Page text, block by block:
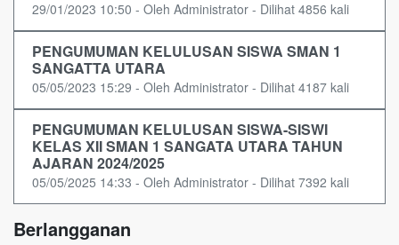
29/01/2023 10:50 - Oleh Administrator - Dilihat 4856 kali
PENGUMUMAN KELULUSAN SISWA SMAN 1
SANGATTA UTARA
05/05/2023 15:29 - Oleh Administrator - Dilihat 4187 kali
PENGUMUMAN KELULUSAN SISWA-SISWI
KELAS XII SMAN 1 SANGATA UTARA TAHUN
AJARAN 2024/2025
05/05/2025 14:33 - Oleh Administrator - Dilihat 7392 kali
Berlangganan